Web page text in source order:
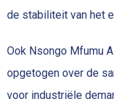
de stabiliteit van het
Ook Nsongo Mfumu
opgetogen over de
voor industriële